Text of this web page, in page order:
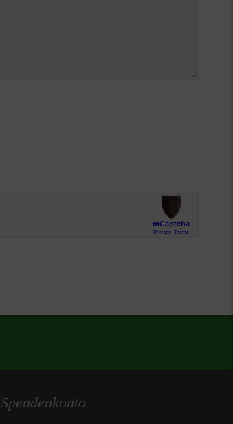
Spendenkonto